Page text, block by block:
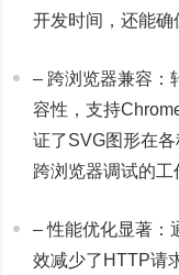
开发时间，还能确
– 跨浏览器兼容：
容性，支持
证了SVG图形在
跨浏览器调试的工
– 性能优化显著：
效减少了HTTP请